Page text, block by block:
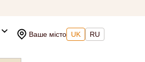
Ваше місто UK RU